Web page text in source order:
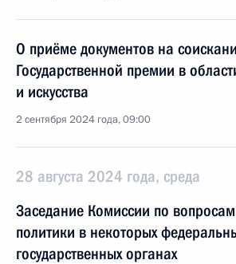
О приёме документов на
Государственной премии в
и искусства
2 сентября 2024 года, 09:00
28 августа 2024 года, среда
Заседание Комиссии по
политики в некоторых
государственных органах